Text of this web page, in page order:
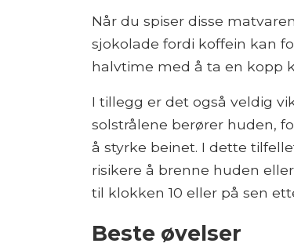
Når du spiser disse
sjokolade fordi koffein kan
halvtime med å ta en kopp
I tillegg er det også veldig
solstrålene berører huden,
å styrke beinet. I dette
risikere å brenne huden
til klokken 10 eller på sen
Beste øvelser